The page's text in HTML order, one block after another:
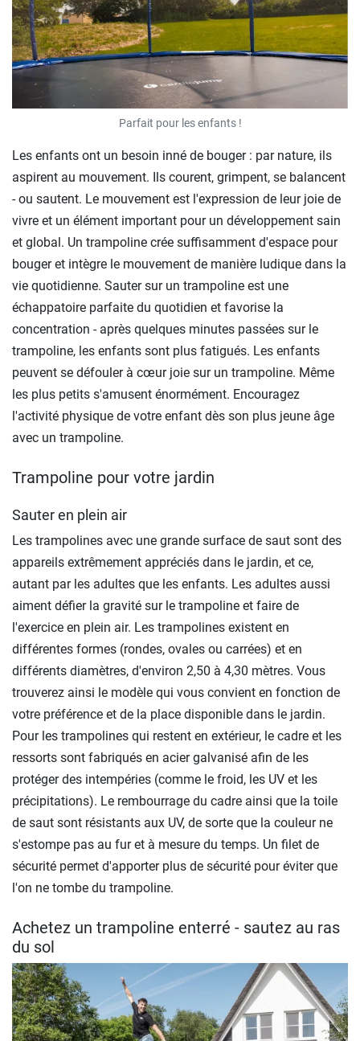
Parfait pour les enfants !
Les enfants ont un besoin inné de bouger : par nature, ils
aspirent au mouvement. Ils courent, grimpent, se balancent
- ou sautent. Le mouvement est l'expression de leur joie de
vivre et un élément important pour un développement sain
et global. Un trampoline crée suffisamment d'espace pour
bouger et intègre le mouvement de manière ludique dans la
vie quotidienne. Sauter sur un trampoline est une
échappatoire parfaite du quotidien et favorise la
concentration - après quelques minutes passées sur le
trampoline, les enfants sont plus fatigués. Les enfants
peuvent se défouler à cœur joie sur un trampoline. Même
les plus petits s'amusent énormément. Encouragez
l'activité physique de votre enfant dès son plus jeune âge
avec un trampoline.
Trampoline pour votre jardin
Sauter en plein air
Les trampolines avec une grande surface de saut sont des
appareils extrêmement appréciés dans le jardin, et ce,
autant par les adultes que les enfants. Les adultes aussi
aiment défier la gravité sur le trampoline et faire de
l'exercice en plein air. Les trampolines existent en
différentes formes (rondes, ovales ou carrées) et en
différents diamètres, d'environ 2,50 à 4,30 mètres. Vous
trouverez ainsi le modèle qui vous convient en fonction de
votre préférence et de la place disponible dans le jardin.
Pour les trampolines qui restent en extérieur, le cadre et les
ressorts sont fabriqués en acier galvanisé afin de les
protéger des intempéries (comme le froid, les UV et les
précipitations). Le rembourrage du cadre ainsi que la toile
de saut sont résistants aux UV, de sorte que la couleur ne
s'estompe pas au fur et à mesure du temps. Un filet de
sécurité permet d'apporter plus de sécurité pour éviter que
l'on ne tombe du trampoline.
Achetez un trampoline enterré - sautez au ras
du sol